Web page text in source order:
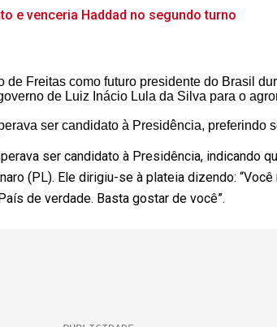
e venceria Haddad no segundo turno
de Freitas como futuro presidente do Brasil
de Luiz Inácio Lula da Silva para o
ser candidato à Presidência, preferindo
ser candidato à Presidência, indicando
(PL). Ele dirigiu-se à plateia dizendo:
de verdade. Basta gostar de você”.